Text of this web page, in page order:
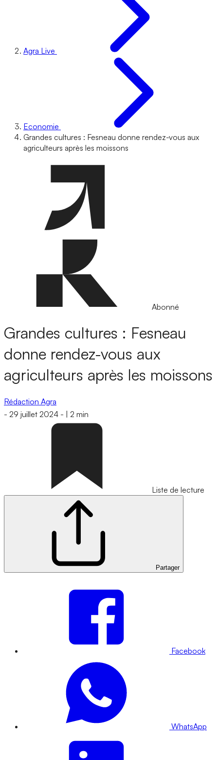
Agra Live
Economie
Grandes cultures : Fesneau donne rendez-vous aux
agriculteurs après les moissons
Abonné
Grandes cultures : Fesneau
donne rendez-vous aux
agriculteurs après les moissons
Rédaction Agra
- 29 juillet 2024 - 2 min
Liste de lecture
Partager
Facebook
WhatsApp